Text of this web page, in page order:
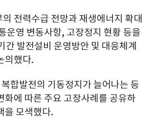
전력수급 전망과 재생에너지 확대
운영 변동사항, 고장정지 현황 등을
간 발전설비 운영방안 및 대응체계
의했다.
합발전의 기동정지가 늘어나는 등
화에 따른 주요 고장사례를 공유하
을 모색했다.